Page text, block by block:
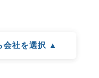
会社を選択 ▲